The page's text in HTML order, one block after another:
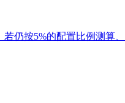
仍按5%的配置比例测算